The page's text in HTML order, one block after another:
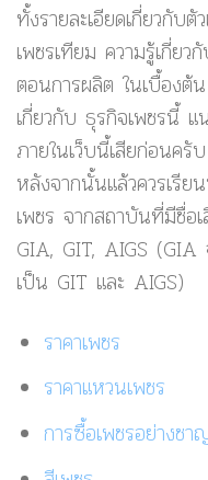
ทั้งรายละเอียดเกี่ยวกับ
เพชรเทียม ความรู้เกี่ยว
ตอนการผลิต ในเบื้องต้
เกี่ยวกับ ธุรกิจเพชรนี้
ภายในเว็บนี้เสียก่อนครั
หลังจากนั้นแล้วควรเรีย
เพชร จากสถาบันที่มีชื่อ
GIA, GIT, AIGS (GIA
เป็น GIT และ AIGS)
ราคาเพชร
ราคาแหวนเพชร
การซื้อเพชรอย่างช